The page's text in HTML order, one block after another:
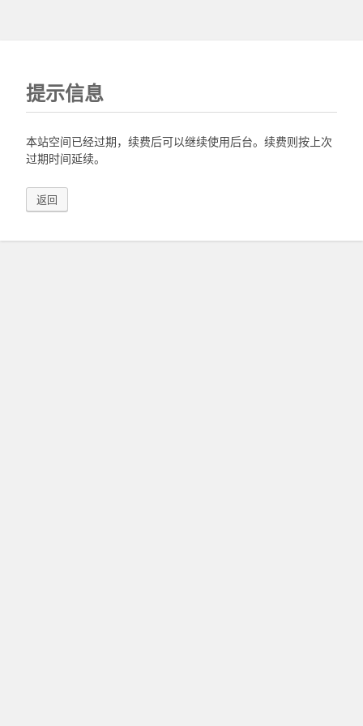
提示信息
本站空间已经过期，续费后可以继续使用后台。续费则按上次
过期时间延续。
返回